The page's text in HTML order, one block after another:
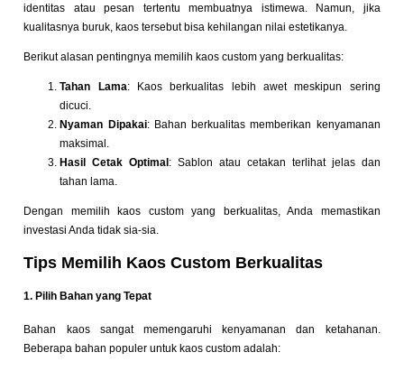
identitas atau pesan tertentu membuatnya istimewa. Namun, jika
kualitasnya buruk, kaos tersebut bisa kehilangan nilai estetikanya.
Berikut alasan pentingnya memilih kaos custom yang berkualitas:
Tahan Lama: Kaos berkualitas lebih awet meskipun sering
dicuci.
Nyaman Dipakai: Bahan berkualitas memberikan kenyamanan
maksimal.
Hasil Cetak Optimal : Sablon atau cetakan terlihat jelas dan
tahan lama.
Dengan memilih kaos custom yang berkualitas, Anda memastikan
investasi Anda tidak sia-sia.
Tips Memilih Kaos Custom Berkualitas
1. Pilih Bahan yang Tepat
Bahan kaos sangat memengaruhi kenyamanan dan ketahanan.
Beberapa bahan populer untuk kaos custom adalah: